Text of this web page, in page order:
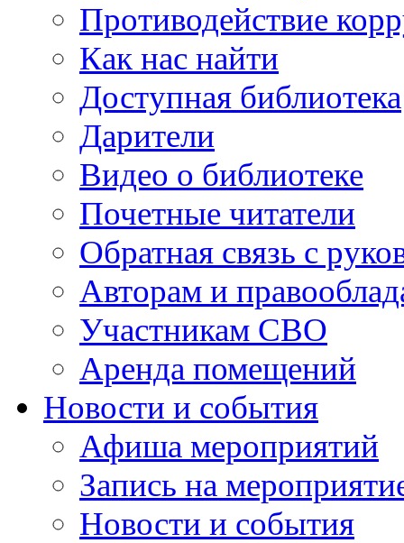
Противодействие
Как нас найти
Доступная библиотека
Дарители
Видео о библиотеке
Почетные читатели
Обратная связь с
Авторам и
Участникам СВО
Аренда помещений
Новости и события
Афиша мероприятий
Запись на
Новости и события